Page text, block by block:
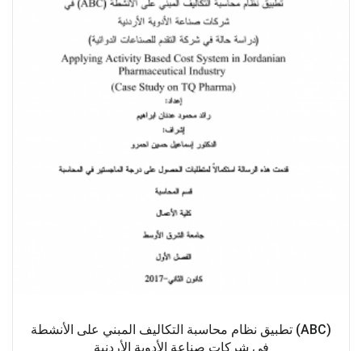
(ABC) تطبيق نظام محاسبة التكاليف المبني على الأنشطة
في شركات صناعة الأدوية الأردنية